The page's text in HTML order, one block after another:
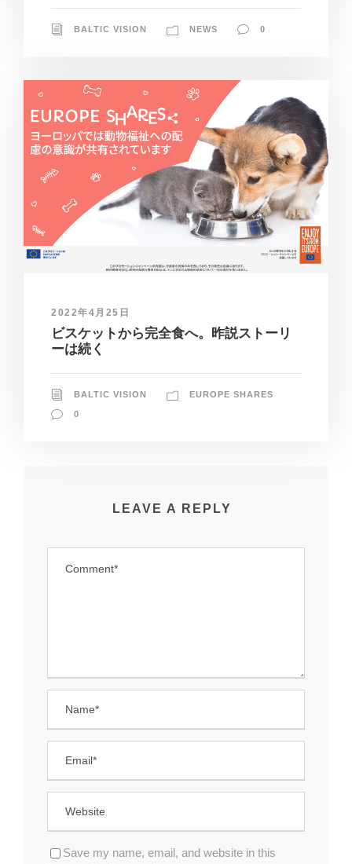
BALTIC VISION NEWS 0
2022年4月25日
ビスケットから完全食へ。昨説ストーリ
ーは続く
BALTIC VISION EUROPE SHARES
0
LEAVE A REPLY
Save my name, email, and website in this